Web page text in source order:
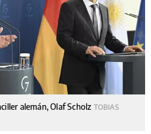
alemán, Olaf Scholz TOBIAS